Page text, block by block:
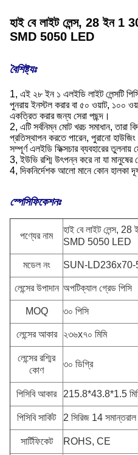
হাই বে লাইট লেন্স, 28 ইন 1
SMD 5050 LED
বৈশিষ্ট্যঃ
1, এই ২৮ ইন ১ এলইডি লাইট লেন্সটি
পুনরায় ইনস্টল করার বা ৫০ ওয়াট, ১০০
একত্রিত করার জন্য সেরা পছন্দ।
2, এটি সর্বনিম্ন মোট খরচ সমাধান, তারা
প্রতিস্থাপন করতে পারেন, পুরানো
সম্পূর্ণ এলইডি ফিক্সচার ব্যবহারের
3, ইউভি রশ্মি উৎপন্ন করে না যা মানুষের
4, দিকনির্দেশক আলো মানে কোন হালকা
স্পেসিফিকেশনঃ
পণ্যের নাম
হাই বে লাইট লেন্স,
SMD 5050 LED
মডেল নং SUN-LD236x70-
লেন্সের উপাদান অপটিক্যাল গ্রেড পিসি
MOQ ৩০ পিসি
লেন্সের আকার ২৩৬x৭০ মিমি
লেন্সের রশ্মির
কোণ
৩০ ডিগ্রি
পিসিবি আকার 215.8*43.8*1.5
পিসিবি সার্কিট 2 সিরিজ 14 সমান্তরাল
সার্টিফিকেট ROHS, CE